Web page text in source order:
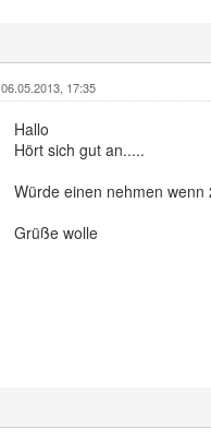
06.05.2013, 17:35
Hallo
Hört sich gut an.....
Würde einen nehmen wenn
Grüße wolle